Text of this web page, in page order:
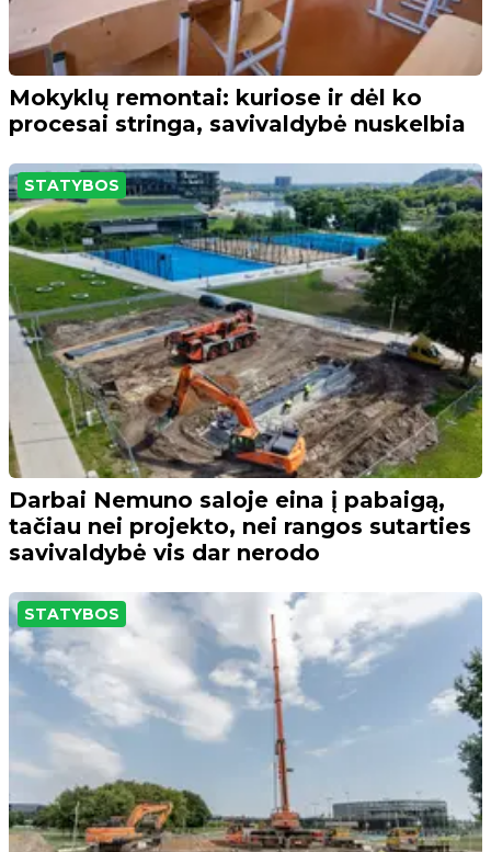
Mokyklų remontai: kuriose ir dėl ko
procesai stringa, savivaldybė nuskelbia
STATYBOS
Darbai Nemuno saloje eina į pabaigą,
tačiau nei projekto, nei rangos sutarties
savivaldybė vis dar nerodo
STATYBOS